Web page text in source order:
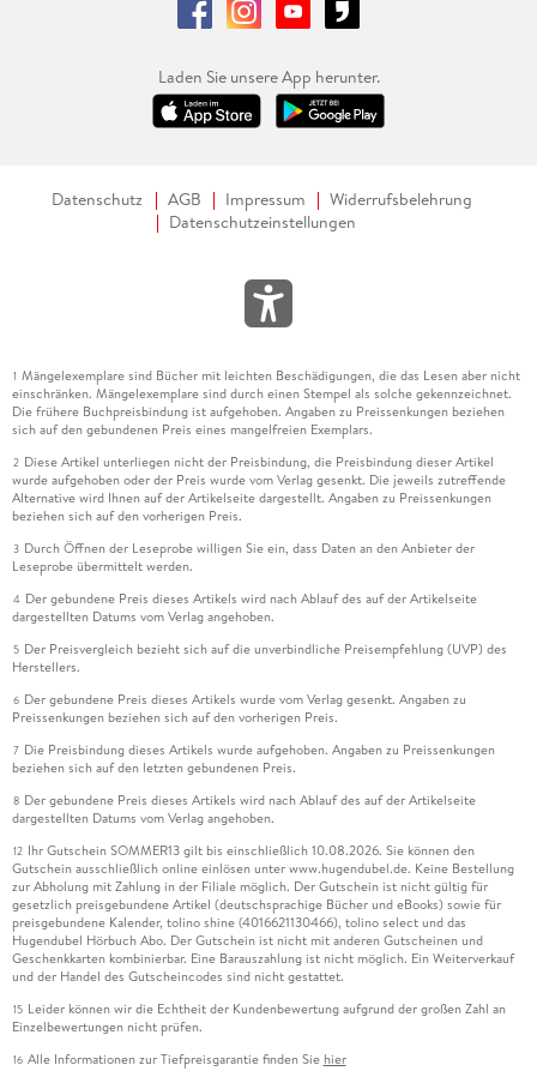
Laden Sie unsere App herunter.
Datenschutz AGB Impressum
Widerrufsbelehrung
Datenschutzeinstellungen
1 Mängelexemplare sind Bücher mit leichten Beschädigungen, die das Lesen aber nicht
einschränken. Mängelexemplare sind durch einen Stempel als solche gekennzeichnet.
Die frühere Buchpreisbindung ist aufgehoben. Angaben zu Preissenkungen beziehen
sich auf den gebundenen Preis eines mangelfreien Exemplars.
2 Diese Artikel unterliegen nicht der Preisbindung, die Preisbindung dieser Artikel
wurde aufgehoben oder der Preis wurde vom Verlag gesenkt. Die jeweils zutreffende
Alternative wird Ihnen auf der Artikelseite dargestellt. Angaben zu Preissenkungen
beziehen sich auf den vorherigen Preis.
3 Durch Öffnen der Leseprobe willigen Sie ein, dass Daten an den Anbieter der
Leseprobe übermittelt werden.
4 Der gebundene Preis dieses Artikels wird nach Ablauf des auf der Artikelseite
dargestellten Datums vom Verlag angehoben.
5 Der Preisvergleich bezieht sich auf die unverbindliche Preisempfehlung (UVP) des
Herstellers.
6 Der gebundene Preis dieses Artikels wurde vom Verlag gesenkt. Angaben zu
Preissenkungen beziehen sich auf den vorherigen Preis.
7 Die Preisbindung dieses Artikels wurde aufgehoben. Angaben zu Preissenkungen
beziehen sich auf den letzten gebundenen Preis.
8 Der gebundene Preis dieses Artikels wird nach Ablauf des auf der Artikelseite
dargestellten Datums vom Verlag angehoben.
12 Ihr Gutschein SOMMER13 gilt bis einschließlich 10.08.2026. Sie können den
Gutschein ausschließlich online einlösen unter www.hugendubel.de. Keine Bestellung
zur Abholung mit Zahlung in der Filiale möglich. Der Gutschein ist nicht gültig für
gesetzlich preisgebundene Artikel (deutschsprachige Bücher und eBooks) sowie für
preisgebundene Kalender, tolino shine (4016621130466), tolino select und das
Hugendubel Hörbuch Abo. Der Gutschein ist nicht mit anderen Gutscheinen und
Geschenkkarten kombinierbar. Eine Barauszahlung ist nicht möglich. Ein Weiterverkauf
und der Handel des Gutscheincodes sind nicht gestattet.
15 Leider können wir die Echtheit der Kundenbewertung aufgrund der großen Zahl an
Einzelbewertungen nicht prüfen.
16 Alle Informationen zur Tiefpreisgarantie finden Sie hier